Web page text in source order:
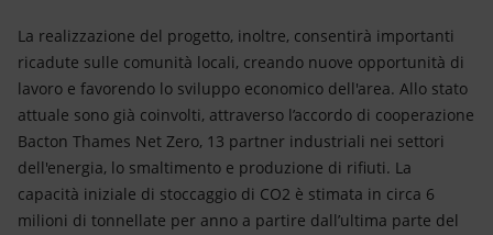
La realizzazione del progetto, inoltre, consentirà importanti
ricadute sulle comunità locali, creando nuove opportunità di
lavoro e favorendo lo sviluppo economico dell'area. Allo stato
attuale sono già coinvolti, attraverso l’accordo di cooperazione
Bacton Thames Net Zero, 13 partner industriali nei settori
dell'energia, lo smaltimento e produzione di rifiuti. La
capacità iniziale di stoccaggio di CO2 è stimata in circa 6
milioni di tonnellate per anno a partire dall’ultima parte del